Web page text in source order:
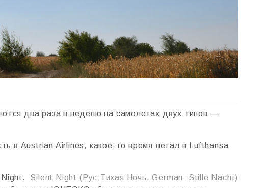
два раза в неделю на самолетах двух типов —
в Austrian Airlines, какое-то время летал в Lufthansa
Night. Silent Night (Рус:Тихая Ночь, German: Stille Nacht)